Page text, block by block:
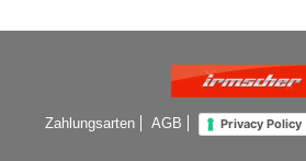
Zahlungsarten AGB Privacy Policy